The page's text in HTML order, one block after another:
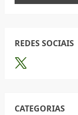
REDES SOCIAIS
CATEGORIAS